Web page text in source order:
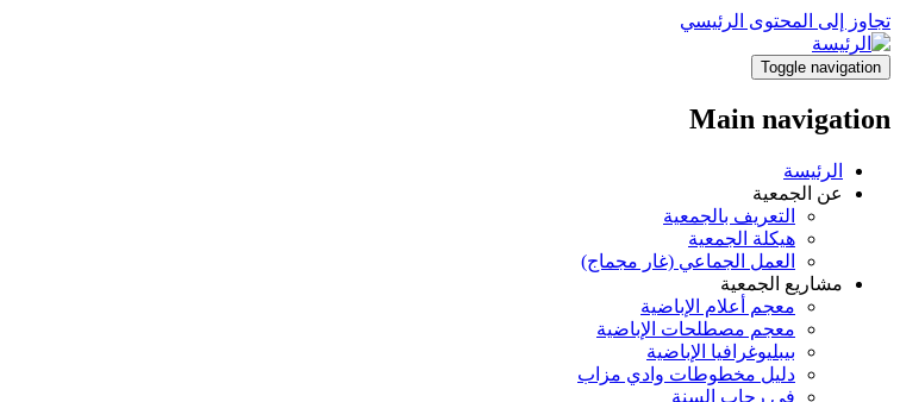
تجاوز إلى المحتوى الرئيسي
Toggle navigation
Main navigation
الرئيسة
عن الجمعية
التعريف بالجمعية
هيكلة الجمعية
العمل الجماعي (غار مجماج)
مشاريع الجمعية
معجم أعلام الإباضية
معجم مصطلحات الإباضية
بيبليوغرافيا الإباضية
دليل مخطوطات وادي مزاب
في رحاب السنة